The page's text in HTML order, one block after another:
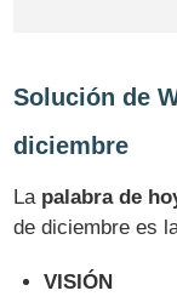
Solución de
diciembre
La palabra de
de diciembre es
VISIÓN